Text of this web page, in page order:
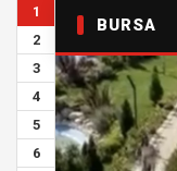
1
2
3
4
5
6
BURSA